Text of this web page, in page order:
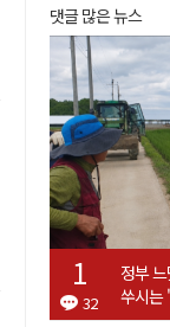
댓글 많은 뉴스
32
정부
쑤시는